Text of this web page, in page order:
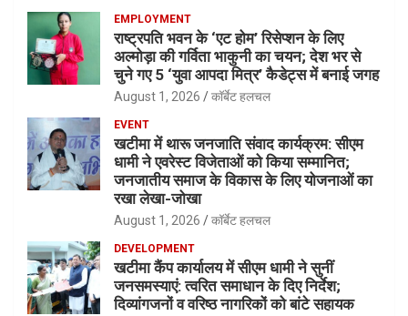
EMPLOYMENT
राष्ट्रपति भवन के ‘एट होम’ रिसेप्शन के लिए
अल्मोड़ा की गर्विता भाकुनी का चयन; देश भर से
चुने गए 5 ‘युवा आपदा मित्र’ कैडेट्स में बनाई जगह
August 1, 2026 कॉर्बेट हलचल
EVENT
खटीमा में थारू जनजाति संवाद कार्यक्रम: सीएम
धामी ने एवरेस्ट विजेताओं को किया सम्मानित;
जनजातीय समाज के विकास के लिए योजनाओं का
रखा लेखा-जोखा
August 1, 2026 कॉर्बेट हलचल
DEVELOPMENT
खटीमा कैंप कार्यालय में सीएम धामी ने सुनीं
जनसमस्याएं: त्वरित समाधान के दिए निर्देश;
दिव्यांगजनों व वरिष्ठ नागरिकों को बांटे सहायक